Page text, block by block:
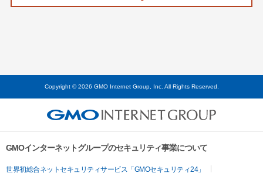
Copyright © 2026 GMO Internet Group, Inc. All Rights Reserved.
GMOインターネットグループのセキュリティ事業について
世界初総合ネットセキュリティサービス「GMOセキュリティ24」